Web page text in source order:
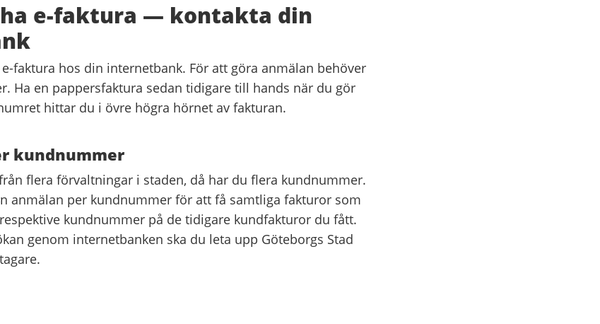
e-faktura — kontakta din
faktura hos din internetbank. För att göra anmälan behöver
Ha en pappersfaktura sedan tidigare till hands när du gör
hittar du i övre högra hörnet av fakturan.
kundnummer
flera förvaltningar i staden, då har du flera kundnummer.
anmälan per kundnummer för att få samtliga fakturor som
kundnummer på de tidigare kundfakturor du fått.
genom internetbanken ska du leta upp Göteborgs Stad